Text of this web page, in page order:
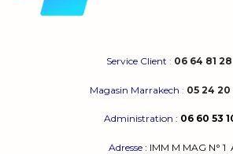
Service Client : 06 64 81
Magasin Marrakech : 05 24
Administration : 06 60 53
Adresse : IMM M MAG N° 1